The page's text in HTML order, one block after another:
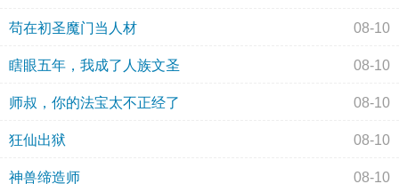
苟在初圣魔门当人材 08-10
瞎眼五年，我成了人族文圣 08-10
师叔，你的法宝太不正经了 08-10
狂仙出狱 08-10
神兽缔造师 08-10